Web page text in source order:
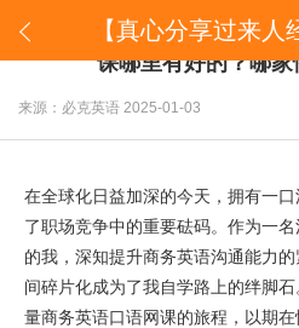
【真心分享过来人经验】
课哪里有好的？哪
来源：必克英语 2025-01-03
在全球化日益加深的今天，拥有一
了职场竞争中的重要砝码。作为一
的我，深知提升商务英语沟通能力
间碎片化成为了我自学路上的绊脚
量商务英语口语网课的旅程，以期在